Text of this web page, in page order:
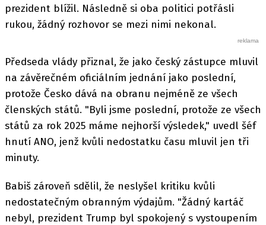
prezident blížil. Následně si oba politici potřásli
rukou, žádný rozhovor se mezi nimi nekonal.
Předseda vlády přiznal, že jako český zástupce mluvil
na závěrečném oficiálním jednání jako poslední,
protože Česko dává na obranu nejméně ze všech
členských států. "Byli jsme poslední, protože ze všech
států za rok 2025 máme nejhorší výsledek," uvedl šéf
hnutí ANO, jenž kvůli nedostatku času mluvil jen tři
minuty.
Babiš zároveň sdělil, že neslyšel kritiku kvůli
nedostatečným obranným výdajům. "Žádný kartáč
nebyl, prezident Trump byl spokojený s vystoupením